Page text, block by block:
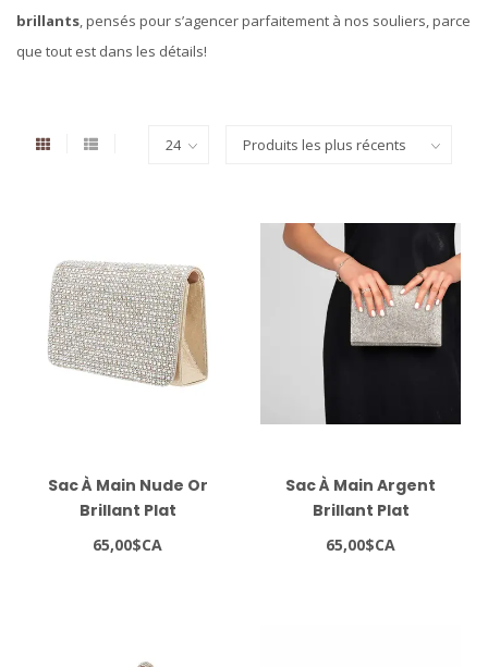
brillants, pensés pour s’agencer parfaitement à nos souliers, parce
que tout est dans les détails!
Sac À Main Nude Or
Brillant Plat
65,00$CA
Sac À Main Argent
Brillant Plat
65,00$CA